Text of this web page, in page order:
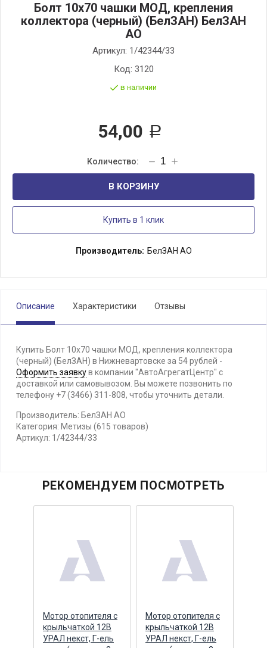
Болт 10х70 чашки МОД, крепления
коллектора (черный) (БелЗАН) БелЗАН
АО
Артикул: 1/42344/33
Код: 3120
в наличии
54,00 Р
В КОРЗИНУ
Купить в 1 клик
Производитель: БелЗАН АО
Описание Характеристики Отзывы
Купить Болт 10х70 чашки МОД, крепления коллектора
(черный) (БелЗАН) в Нижневартовске за 54 рублей -
Оформить заявкув компании "АвтоАгрегатЦентр" с
доставкой или самовывозом. Вы можете позвонить по
телефону +7 (3466) 311-808, чтобы уточнить детали.
Производитель: БелЗАН АО
Категория: Метизы (615 товаров)
Артикул: 1/42344/33
РЕКОМЕНДУЕМ ПОСМОТРЕТЬ
Мотор отопителя с
крыльчаткой 12В
УРАЛ некст, Г-ель
Мотор отопителя с
крыльчаткой 12В
УРАЛ некст, Г-ель